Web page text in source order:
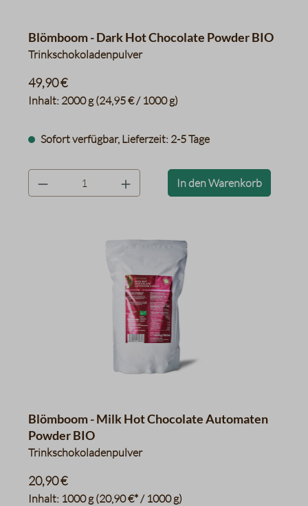
Blömboom - Dark Hot Chocolate Powder BIO
Trinkschokoladenpulver
Inhalt: 2000 g(24,95 € / 1000 g)
49,90 €
Sofort verfügbar, Lieferzeit: 2-5 Tage
product.quantityLabel In den Warenkorb
Blömboom - Milk Hot Chocolate Automaten
Powder BIO
Trinkschokoladenpulver
Inhalt: 1000 g(20,90 €* / 1000 g)
20,90 €